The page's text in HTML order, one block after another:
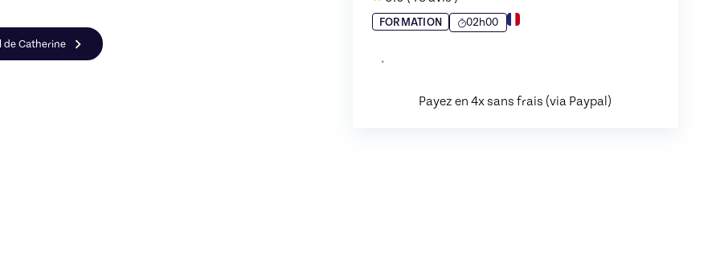
de Catherine
FORMATION 02h00
Payez en 4x sans frais (via Paypal)